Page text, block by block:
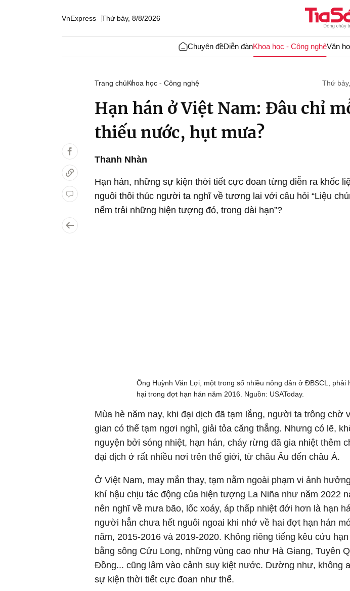
VnExpress Thứ bảy, 8/8/2026
Chuyên đềDiễn đànKhoa học - Công nghệVăn
Trang chủKhoa học - Công nghệ Thứ
Hạn hán ở Việt Nam: Đâu chỉ
thiếu nước, hụt mưa?
Thanh Nhàn
Hạn hán, những sự kiện thời tiết cực đoan từng diễn ra khốc
nguôi thôi thúc người ta nghĩ về tương lai với câu hỏi “Liệu
nếm trải những hiện tượng đó, trong dài hạn”?
Ông Huỳnh Văn Lợi, một trong số nhiều nông dân ở ĐBSCL, phải
hại trong đợt hạn hán năm 2016. Nguồn: USAToday.
Mùa hè năm nay, khi đại dịch đã tạm lắng, người ta trông chờ
gian có thể tạm ngơi nghỉ, giải tỏa căng thẳng. Nhưng có lẽ,
nguyện bởi sóng nhiệt, hạn hán, cháy rừng đã gia nhiệt thêm
đại dịch ở rất nhiều nơi trên thế giới, từ châu Âu đến châu Á.
Ở Việt Nam, may mắn thay, tạm nằm ngoài phạm vi ảnh
khí hậu chịu tác động của hiện tượng La Niña như năm 2022
nên nghĩ về mưa bão, lốc xoáy, áp thấp nhiệt đới hơn là hạn
người hẳn chưa hết nguôi ngoai khi nhớ về hai đợt hạn hán
năm, 2015-2016 và 2019-2020. Không riêng tiếng kêu cứu
bằng sông Cửu Long, những vùng cao như Hà Giang, Tuyên
Đồng... cũng lâm vào cảnh suy kiệt nước. Dường như, không
sự kiện thời tiết cực đoan như thế.